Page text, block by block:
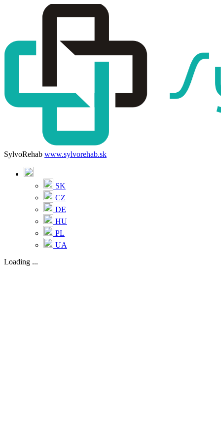
SylvoRehab www.sylvorehab.sk
SK
CZ
DE
HU
PL
UA
Loading ...